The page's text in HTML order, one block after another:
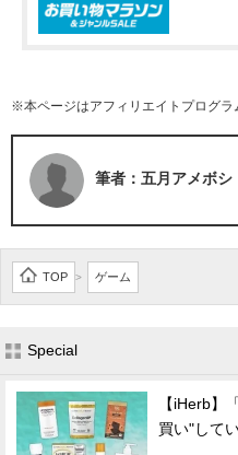
※本ページはアフィリエイトプログラ
筆者：五月アメボシ
TOP > ゲーム
Special
【iHerb】
買い"して